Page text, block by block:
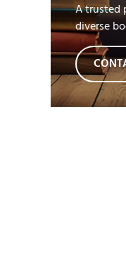
A trusted
diverse